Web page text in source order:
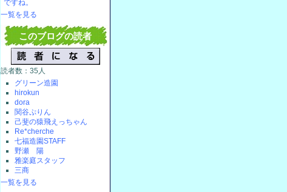
ですね。
一覧を見る
このブログの読者
読者数：35人
グリーン造園
hirokun
dora
関谷ぷりん
己斐の猿飛えっちゃん
Re*cherche
七福造園STAFF
野瀬 陽
雅楽庭スタッフ
三商
一覧を見る